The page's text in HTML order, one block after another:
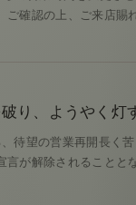
ご確認の上、ご来店賜
り、ようやく灯
待望の営業再開長く苦
言が解除されることと